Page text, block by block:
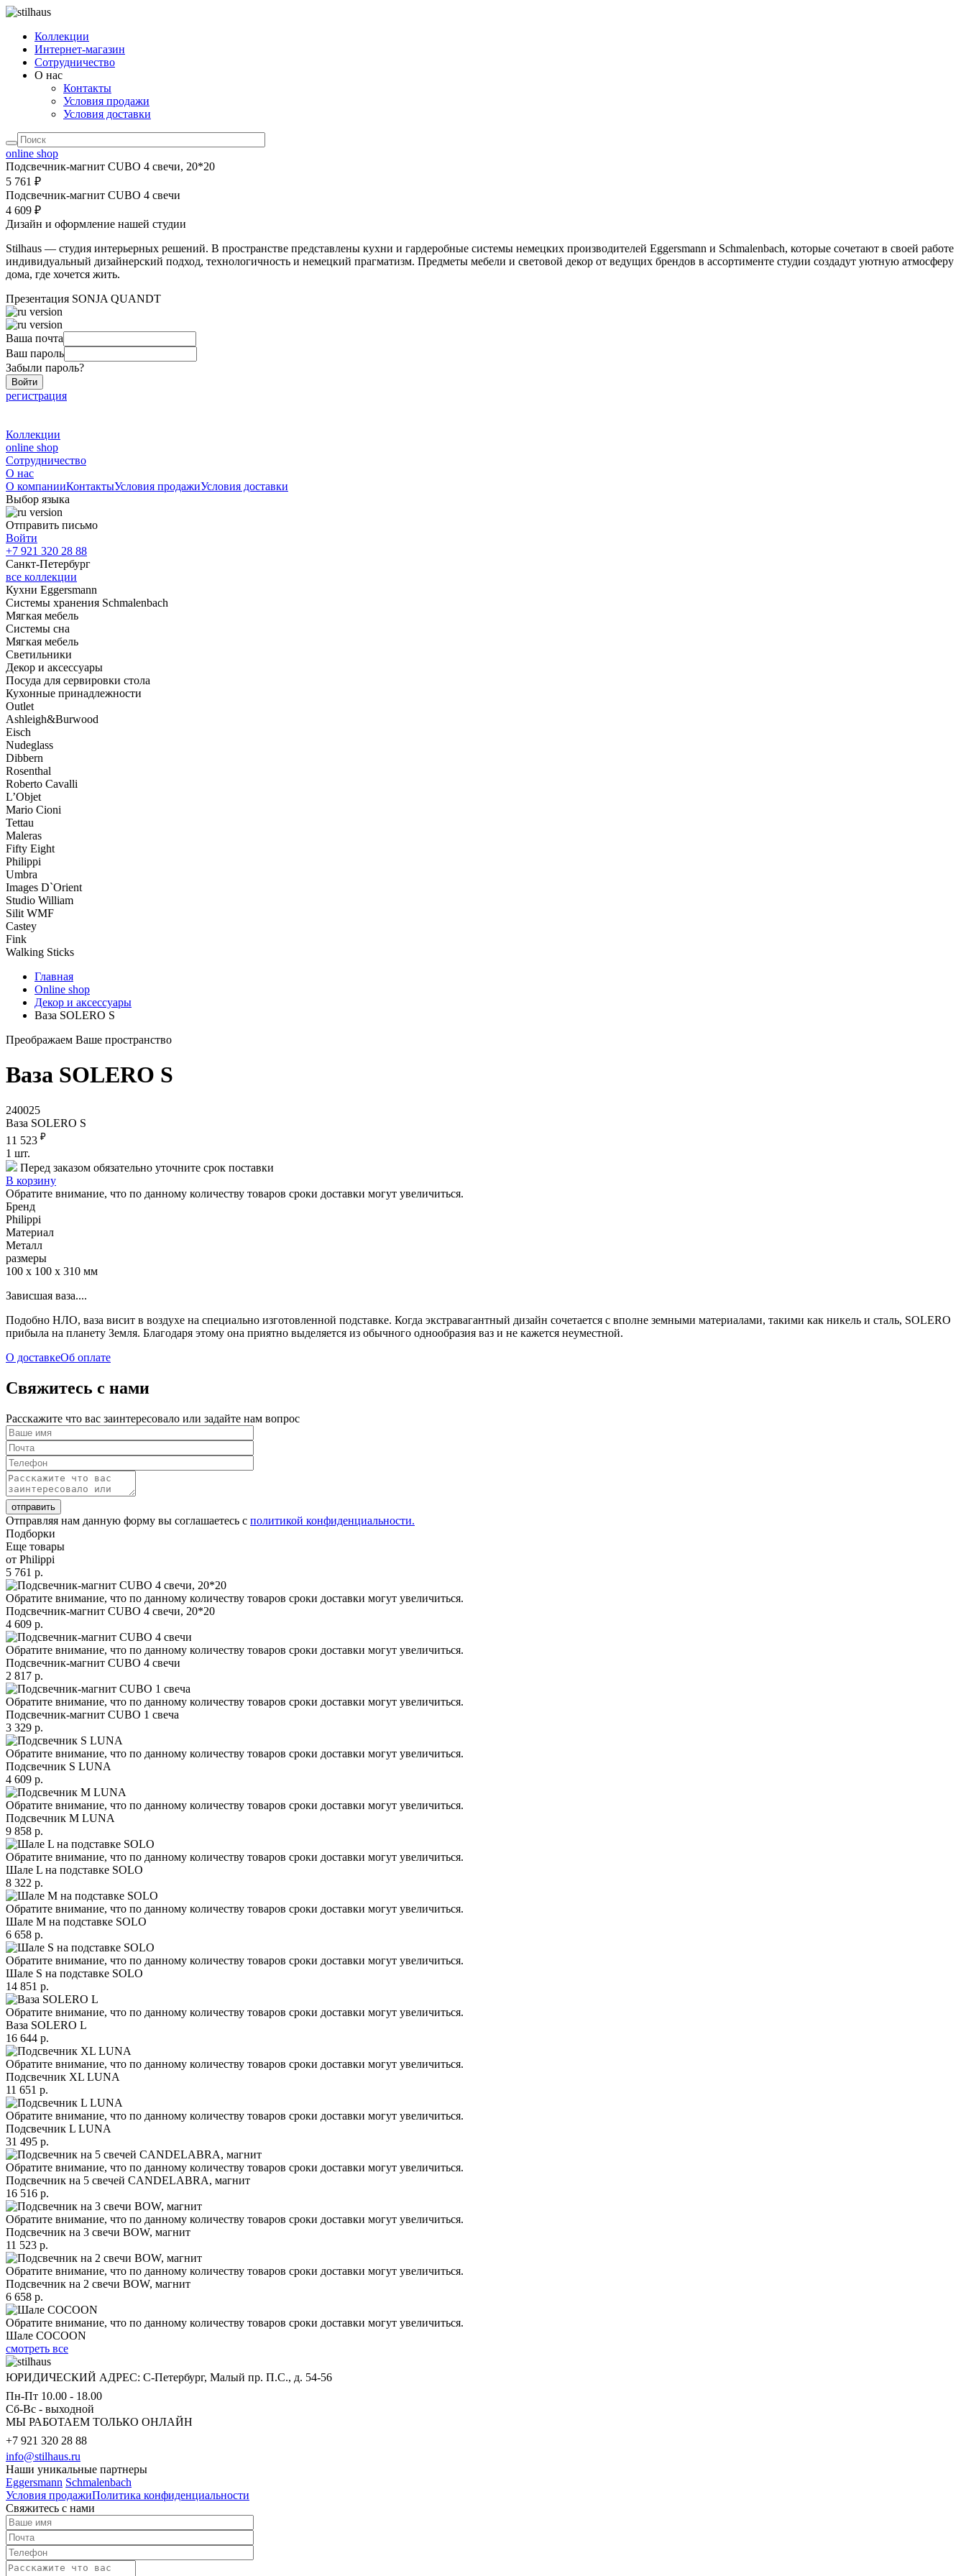
Коллекции
Интернет-магазин
Сотрудничество
О нас
Контакты
Условия продажи
Условия доставки
online shop
Подсвечник-магнит CUBO 4 свечи, 20*20
5 761 ₽
Подсвечник-магнит CUBO 4 свечи
4 609 ₽
Дизайн и оформление нашей студии
Stilhaus — студия интерьерных решений. В пространстве представлены кухни и гардеробные системы немецких производителей Eggersmann и Schmalenbach, которые сочетают в своей работе
индивидуальный дизайнерский подход, технологичность и немецкий прагматизм. Предметы мебели и световой декор от ведущих брендов в ассортименте студии создадут уютную атмосферу
дома, где хочется жить.
Презентация SONJA QUANDT
Ваша почта
Ваш пароль
Забыли пароль?
Войти
регистрация
Коллекции
online shop
Сотрудничество
О нас
О компанииКонтактыУсловия продажиУсловия доставки
Выбор языка
Отправить письмо
Войти
+7 921 320 28 88
Санкт-Петербург
все коллекции
Кухни Eggersmann
Системы хранения Schmalenbach
Мягкая мебель
Системы сна
Мягкая мебель
Светильники
Декор и аксессуары
Посуда для сервировки стола
Кухонные принадлежности
Outlet
Ashleigh&Burwood
Eisch
Nudeglass
Dibbern
Rosenthal
Roberto Cavalli
L’Objet
Mario Cioni
Tettau
Maleras
Fifty Eight
Philippi
Umbra
Images D`Orient
Studio William
Silit WMF
Castey
Fink
Walking Sticks
Главная
Online shop
Декор и аксессуары
Ваза SOLERO S
Преображаем Ваше пространство
Ваза SOLERO S
240025
Ваза SOLERO S
11 523 ₽
1 шт.
Перед заказом обязательно уточните срок поставки
В корзину
Обратите внимание, что по данному количеству товаров сроки доставки могут увеличиться.
Бренд
Philippi
Материал
Металл
размеры
100 х 100 х 310 мм
Зависшая ваза....
Подобно НЛО, ваза висит в воздухе на специально изготовленной подставке. Когда экстравагантный дизайн сочетается с вполне земными материалами, такими как никель и сталь, SOLERO
прибыла на планету Земля. Благодаря этому она приятно выделяется из обычного однообразия ваз и не кажется неуместной.
О доставкеОб оплате
Свяжитесь с нами
Расскажите что вас заинтересовало или задайте нам вопрос
отправить
Отправляя нам данную форму вы соглашаетесь с политикой конфиденциальности.
Подборки
Еще товары
от Philippi
5 761 р.
Обратите внимание, что по данному количеству товаров сроки доставки могут увеличиться.
Подсвечник-магнит CUBO 4 свечи, 20*20
4 609 р.
Обратите внимание, что по данному количеству товаров сроки доставки могут увеличиться.
Подсвечник-магнит CUBO 4 свечи
2 817 р.
Обратите внимание, что по данному количеству товаров сроки доставки могут увеличиться.
Подсвечник-магнит CUBO 1 свеча
3 329 р.
Обратите внимание, что по данному количеству товаров сроки доставки могут увеличиться.
Подсвечник S LUNA
4 609 р.
Обратите внимание, что по данному количеству товаров сроки доставки могут увеличиться.
Подсвечник М LUNA
9 858 р.
Обратите внимание, что по данному количеству товаров сроки доставки могут увеличиться.
Шале L на подставке SOLO
8 322 р.
Обратите внимание, что по данному количеству товаров сроки доставки могут увеличиться.
Шале M на подставке SOLO
6 658 р.
Обратите внимание, что по данному количеству товаров сроки доставки могут увеличиться.
Шале S на подставке SOLO
14 851 р.
Обратите внимание, что по данному количеству товаров сроки доставки могут увеличиться.
Ваза SOLERO L
16 644 р.
Обратите внимание, что по данному количеству товаров сроки доставки могут увеличиться.
Подсвечник XL LUNA
11 651 р.
Обратите внимание, что по данному количеству товаров сроки доставки могут увеличиться.
Подсвечник L LUNA
31 495 р.
Обратите внимание, что по данному количеству товаров сроки доставки могут увеличиться.
Подсвечник на 5 свечей CANDELABRA, магнит
16 516 р.
Обратите внимание, что по данному количеству товаров сроки доставки могут увеличиться.
Подсвечник на 3 свечи BOW, магнит
11 523 р.
Обратите внимание, что по данному количеству товаров сроки доставки могут увеличиться.
Подсвечник на 2 свечи BOW, магнит
6 658 р.
Обратите внимание, что по данному количеству товаров сроки доставки могут увеличиться.
Шале COCOON
смотреть все
ЮРИДИЧЕСКИЙ АДРЕС: С-Петербург, Малый пр. П.С., д. 54-56
Пн-Пт 10.00 - 18.00
Сб-Вс - выходной
МЫ РАБОТАЕМ ТОЛЬКО ОНЛАЙН
+7 921 320 28 88
info@stilhaus.ru
Наши уникальные партнеры
Eggersmann Schmalenbach
Условия продажиПолитика конфиденциальности
Свяжитесь с нами